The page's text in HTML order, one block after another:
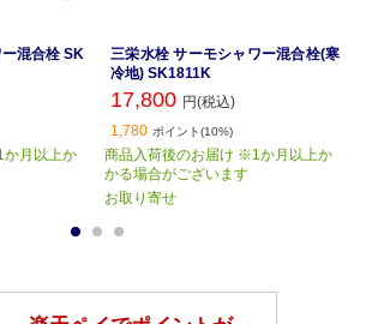
混合栓 SK
月以上か
三栄水栓 サーモシャワー混合栓(寒
冷地) SK1811K
17,800 円(税込)
1,780 ポイント(10%)
商品入荷後のお届け ※1か月以上か
かる場合がございます
お取り寄せ